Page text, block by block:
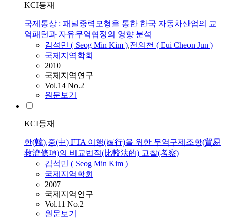
KCI등재
국제통상 : 패널중력모형을 통한 한국 자동차산업의 교
역패턴과 자유무역협정의 영향 분석
김석민 ( Seog Min Kim ),전의천 ( Eui Cheon Jun )
국제지역학회
2010
국제지역연구
Vol.14 No.2
원문보기
KCI등재
한(韓),중(中) FTA 이행(履行)을 위한 무역구제조항(貿易
救濟條項)의 비교법적(比較法的) 고찰(考察)
김석민 ( Seog Min Kim )
국제지역학회
2007
국제지역연구
Vol.11 No.2
원문보기